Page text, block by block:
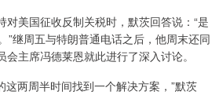
美国征收反制关税时，默茨回答说：“是
”继周五与特朗普通电话之后，他周末还同
主席冯德莱恩就此进行了深入讨论。
两周半时间找到一个解决方案，”默茨